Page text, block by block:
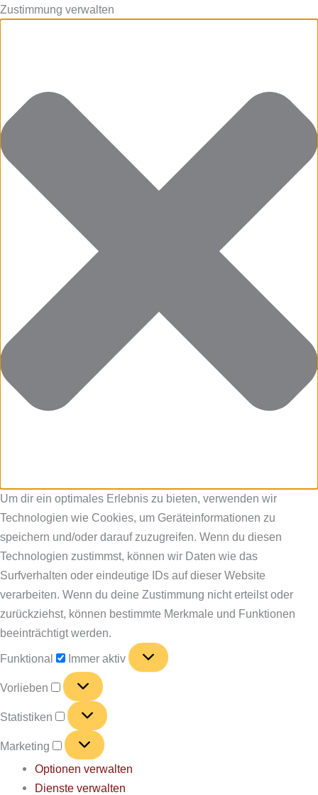
Zustimmung verwalten
Um dir ein optimales Erlebnis zu bieten, verwenden wir
Technologien wie Cookies, um Geräteinformationen zu
speichern und/oder darauf zuzugreifen. Wenn du diesen
Technologien zustimmst, können wir Daten wie das
Surfverhalten oder eindeutige IDs auf dieser Website
verarbeiten. Wenn du deine Zustimmung nicht erteilst oder
zurückziehst, können bestimmte Merkmale und Funktionen
beeinträchtigt werden.
Funktional
Immer aktiv
Vorlieben
Vorlieben
Statistiken
Statistiken
Marketing
Marketing
Optionen verwalten
Dienste verwalten